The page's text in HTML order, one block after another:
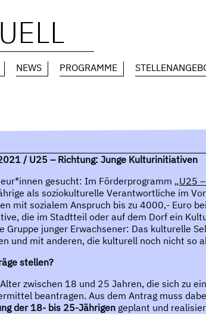
NEWS PROGRAMME
/ U25 – Richtung: Junge Kulturinitiativen
gesucht: Im Förderprogramm „U25
als soziokulturelle Verantwortliche im
mit sozialem Anspruch bis zu 4000,- Euro
die im Stadtteil oder auf dem Dorf ein
Gruppe junger Erwachsener: Das kulturelle
und mit anderen, die kulturell noch nicht so
stellen?
zwischen 18 und 25 Jahren, die sich zu
beantragen. Aus dem Antrag muss
der 18- bis 25-Jährigengeplant und